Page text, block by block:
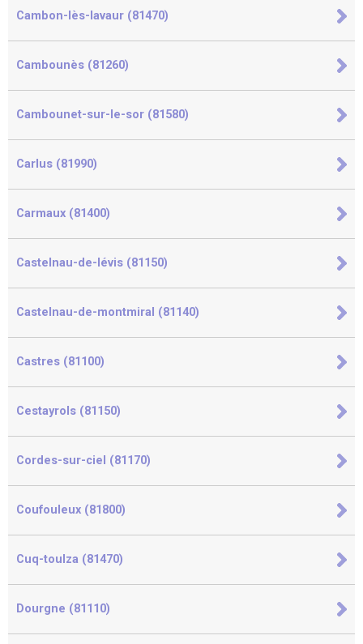
Cambon-lès-lavaur (81470)
Cambounès (81260)
Cambounet-sur-le-sor (81580)
Carlus (81990)
Carmaux (81400)
Castelnau-de-lévis (81150)
Castelnau-de-montmiral (81140)
Castres (81100)
Cestayrols (81150)
Cordes-sur-ciel (81170)
Coufouleux (81800)
Cuq-toulza (81470)
Dourgne (81110)